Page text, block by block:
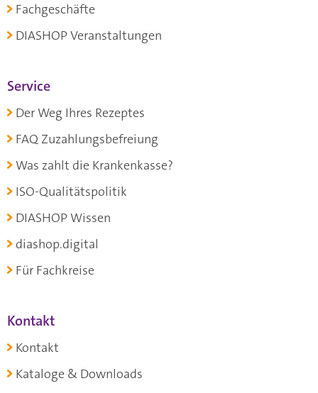
Fachgeschäfte
DIASHOP Veranstaltungen
Service
Der Weg Ihres Rezeptes
FAQ Zuzahlungsbefreiung
Was zahlt die Krankenkasse?
ISO-Qualitätspolitik
DIASHOP Wissen
diashop.digital
Für Fachkreise
Kontakt
Kontakt
Kataloge & Downloads